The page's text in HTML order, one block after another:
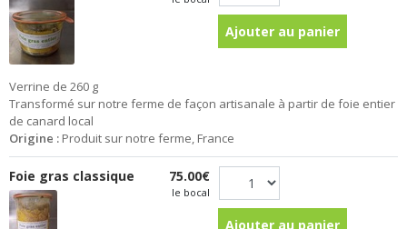
Ajouter au panier
Verrine de 260 g
Transformé sur notre ferme de façon artisanale à partir de foie entier
de canard local
Origine : Produit sur notre ferme, France
Foie gras classique 75.00€
le bocal
Ajouter au panier